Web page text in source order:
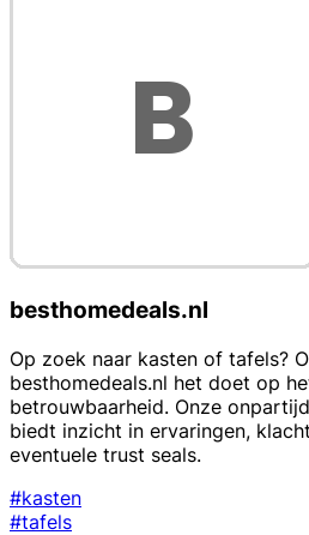
besthomedeals.nl
Op zoek naar kasten of tafels?
besthomedeals.nl het doet op
betrouwbaarheid. Onze
biedt inzicht in ervaringen,
eventuele trust seals.
#kasten
#tafels